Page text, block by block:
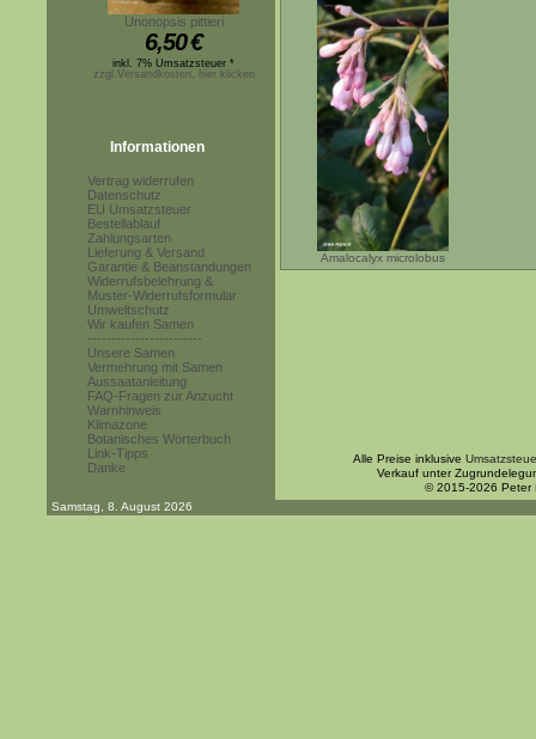
Unonopsis pittieri
6,50€
inkl. 7% Umsatzsteuer *
zzgl.Versandkosten, hier klicken
Informationen
Vertrag widerrufen
Datenschutz
EU Umsatzsteuer
Bestellablauf
Zahlungsarten
Lieferung & Versand
Garantie & Beanstandungen
Widerrufsbelehrung &
Muster-Widerrufsformular
Umweltschutz
Wir kaufen Samen
------------------------
Unsere Samen
Vermehrung mit Samen
Aussaatanleitung
FAQ-Fragen zur Anzucht
Warnhinweis
Klimazone
Botanisches Wörterbuch
Link-Tipps
Danke
Amalocalyx microlobus
Alle Preise inklusive
Verkauf unter
© 2015-2026 Peter
Samstag, 8. August 2026